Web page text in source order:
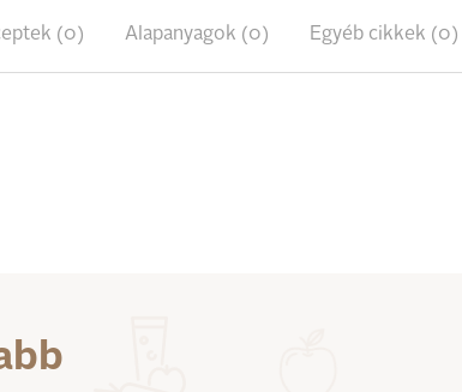
(0) Alapanyagok (0) Egyéb cikkek (0)